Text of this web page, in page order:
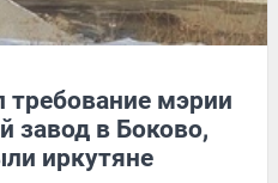
требование мэрии
завод в Боково,
иркутяне